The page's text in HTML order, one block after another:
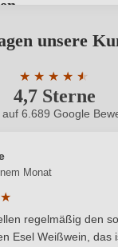
del Veguer SL,
abgegeben werden.
Kunde? Neuer
unsere
4,7 Sterne
★ ★ ★ ★ ★
★
6.689 Google
Monat
★
Bewertung
regelmäßig den so
Esel Weißwein, das